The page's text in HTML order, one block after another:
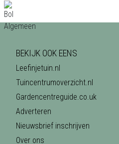
BEKIJK OOK EENS
Leefinjetuin.nl
Tuincentrumoverzicht.nl
Gardencentreguide.co.uk
Adverteren
Nieuwsbrief inschrijven
Over ons